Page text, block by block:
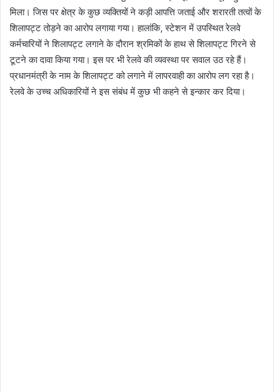
मिला। जिस पर क्षेत्र के कुछ व्यक्तियों ने कड़ी आपत्ति जताई और शरारती तत्वों के
शिलापट्ट तोड़ने का आरोप लगाया गया। हालांकि, स्टेशन में उपस्थित रेलवे
कर्मचारियों ने शिलापट्ट लगाने के दौरान श्रमिकों के हाथ से शिलापट्ट गिरने से
टूटने का दावा किया गया। इस पर भी रेलवे की व्यवस्था पर सवाल उठ रहे हैं।
प्रधानमंत्री के नाम के शिलापट्ट को लगाने में लापरवाही का आरोप लग रहा है।
रेलवे के उच्च अधिकारियों ने इस संबंध में कुछ भी कहने से इन्कार कर दिया।